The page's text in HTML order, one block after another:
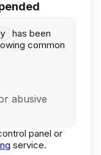
has been
common
abusive
panel or
service.